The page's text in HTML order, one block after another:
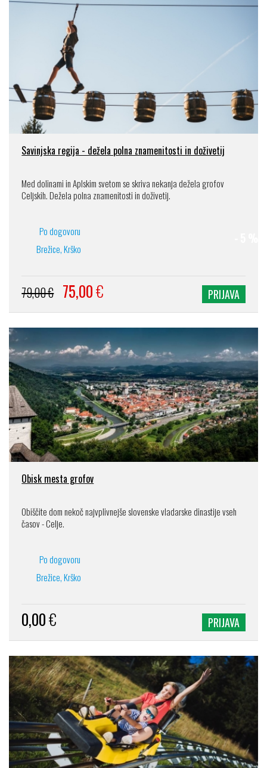
Savinjska regija - dežela polna znamenitosti in doživetij
Med dolinami in Aplskim svetom se skriva nekanja dežela grofov
Celjskih. Dežela polna znamenitosti in doživetij.
Po dogovoru
Brežice, Krško
79,00 € 75,00€ PRIJAVA
Obisk mesta grofov
Obiščite dom nekoč najvplivnejše slovenske vladarske dinastije vseh
časov - Celje.
Po dogovoru
Brežice, Krško
0,00€ PRIJAVA